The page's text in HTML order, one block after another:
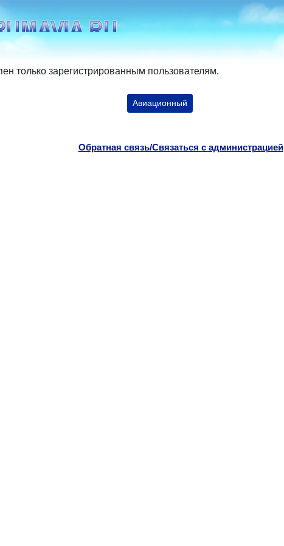
только зарегистрированным пользователям.
Авиационный
Обратная связь/Связаться с администрацией